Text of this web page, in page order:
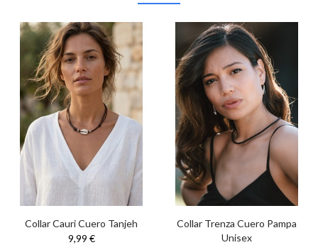
Collar Cauri Cuero Tanjeh
9,99 €
Collar Trenza Cuero Pampa
Unisex